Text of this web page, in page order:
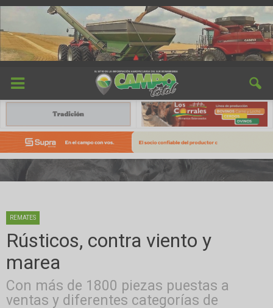
REMATES
Rústicos, contra viento y
marea
Con más de 1800 piezas puestas a
ventas y diferentes categorías de